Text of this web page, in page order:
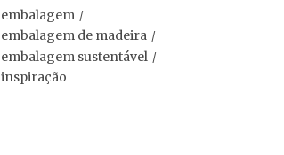
embalagem
embalagem de madeira
embalagem sustentável
inspiração